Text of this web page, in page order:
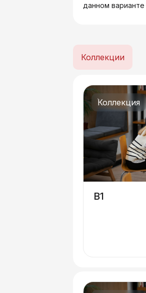
данном варианте
Коллекции
Коллекция
B1